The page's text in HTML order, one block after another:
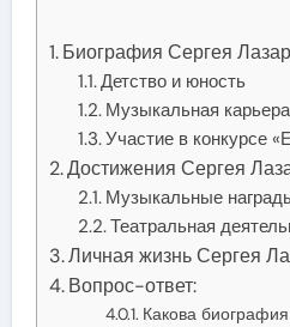
Биография Сергея
Детство и юность
Музыкальная карьера
Участие в конкурсе
Достижения Сергея
Музыкальные
Театральная
Личная жизнь Сергея
Вопрос-ответ:
Какова